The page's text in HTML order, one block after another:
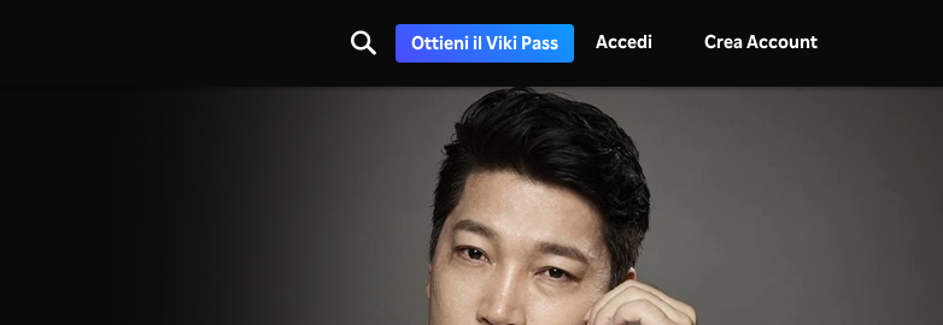
Ottieni il Viki Pass Accedi Crea Account